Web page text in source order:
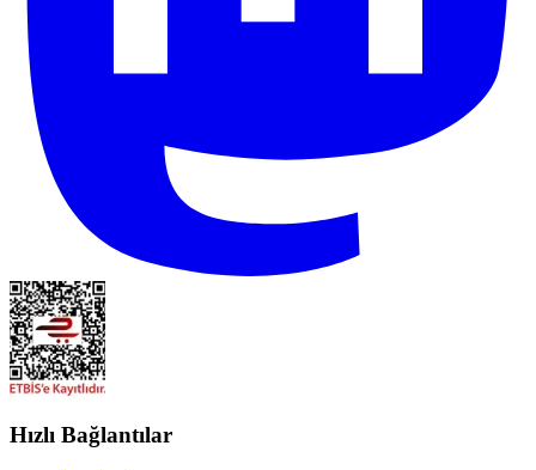
Hızlı Bağlantılar